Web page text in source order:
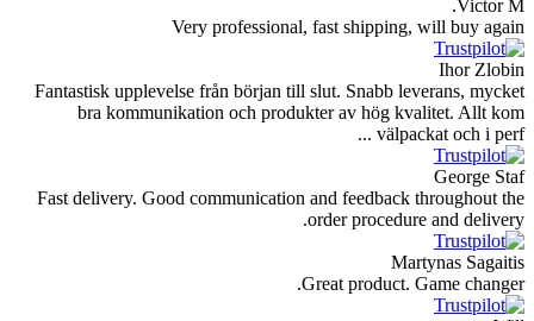
Very professional, fast
Fantastisk upplevelse från början till slut. Snabb
bra kommunikation och produkter av hög
Fast delivery. Good communication and
order
Great product.